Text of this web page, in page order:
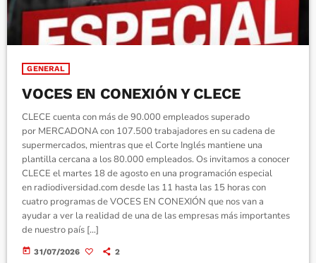
GENERAL
VOCES EN CONEXIÓN Y CLECE
CLECE cuenta con más de 90.000 empleados superado
por MERCADONA con 107.500 trabajadores en su cadena de
supermercados, mientras que el Corte Inglés mantiene una
plantilla cercana a los 80.000 empleados. Os invitamos a conocer
CLECE el martes 18 de agosto en una programación especial
en radiodiversidad.com desde las 11 hasta las 15 horas con
cuatro programas de VOCES EN CONEXIÓN que nos van a
ayudar a ver la realidad de una de las empresas más importantes
de nuestro país […]
today 31/07/2026 2